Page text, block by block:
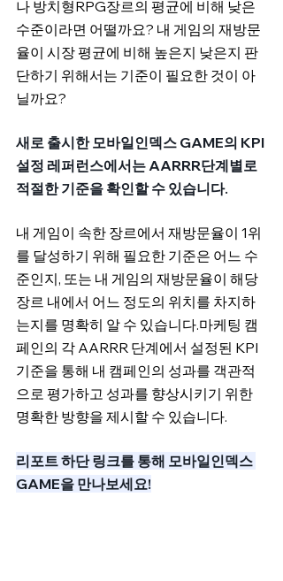
나 방치형RPG장르의 평균에 비해 낮은
수준이라면 어떨까요? 내 게임의 재방문
율이 시장 평균에 비해 높은지 낮은지 판
단하기 위해서는 기준이 필요한 것이 아
닐까요?
새로 출시한 모바일인덱스 GAME의 KPI
설정 레퍼런스에서는 AARRR단계별로
적절한 기준을 확인할 수 있습니다.
내 게임이 속한 장르에서 재방문율이 1위
를 달성하기 위해 필요한 기준은 어느 수
준인지, 또는 내 게임의 재방문율이 해당
장르 내에서 어느 정도의 위치를 차지하
는지를 명확히 알 수 있습니다.마케팅 캠
페인의 각 AARRR 단계에서 설정된 KPI
기준을 통해 내 캠페인의 성과를 객관적
으로 평가하고 성과를 향상시키기 위한
명확한 방향을 제시할 수 있습니다.
리포트 하단 링크를 통해 모바일인덱스
GAME을 만나보세요!